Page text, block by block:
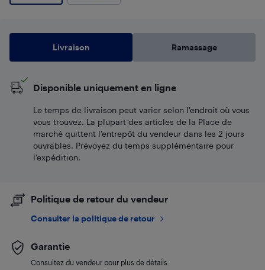
Livraison Ramassage
Disponible uniquement en ligne
Le temps de livraison peut varier selon l'endroit où vous
vous trouvez. La plupart des articles de la Place de
marché quittent l’entrepôt du vendeur dans les 2 jours
ouvrables. Prévoyez du temps supplémentaire pour
l’expédition.
Politique de retour du vendeur
Consulter la politique de retour
Garantie
Consultez du vendeur pour plus de détails.